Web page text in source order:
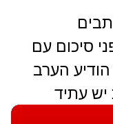
סיכום עם
הערב
יש עתיד